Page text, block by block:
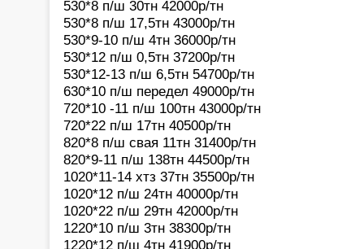
530*8 п/ш 30тн 42000р/тн
530*8 п/ш 17,5тн 43000р/тн
530*9-10 п/ш 4тн 36000р/тн
530*12 п/ш 0,5тн 37200р/тн
530*12-13 п/ш 6,5тн 54700р/тн
630*10 п/ш передел 49000р/тн
720*10 -11 п/ш 100тн 43000р/тн
720*22 п/ш 17тн 40500р/тн
820*8 п/ш свая 11тн 31400р/тн
820*9-11 п/ш 138тн 44500р/тн
1020*11-14 хтз 37тн 35500р/тн
1020*12 п/ш 24тн 40000р/тн
1020*22 п/ш 29тн 42000р/тн
1220*10 п/ш 3тн 38300р/тн
1220*12 п/ш 4тн 41900р/тн